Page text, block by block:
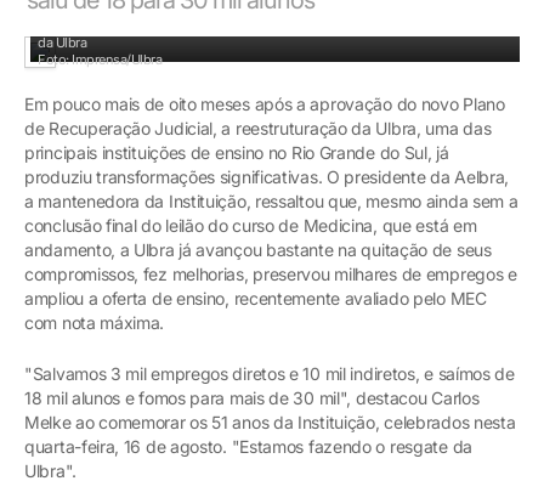
da Ulbra
Foto: Imprensa/Ulbra
Em pouco mais de oito meses após a aprovação do novo Plano
de Recuperação Judicial, a reestruturação da Ulbra, uma das
principais instituições de ensino no Rio Grande do Sul, já
produziu transformações significativas. O presidente da Aelbra,
a mantenedora da Instituição, ressaltou que, mesmo ainda sem a
conclusão final do leilão do curso de Medicina, que está em
andamento, a Ulbra já avançou bastante na quitação de seus
compromissos, fez melhorias, preservou milhares de empregos e
ampliou a oferta de ensino, recentemente avaliado pelo MEC
com nota máxima.
"Salvamos 3 mil empregos diretos e 10 mil indiretos, e saímos de
18 mil alunos e fomos para mais de 30 mil", destacou Carlos
Melke ao comemorar os 51 anos da Instituição, celebrados nesta
quarta-feira, 16 de agosto. "Estamos fazendo o resgate da
Ulbra".